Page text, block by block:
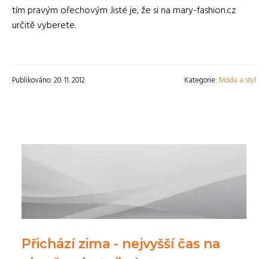
tím pravým ořechovým Jisté je, že si na mary-fashion.cz
určitě vyberete.
Publikováno: 20. 11. 2012 Kategorie: Móda a styl
Přichází zima - nejvyšší čas na